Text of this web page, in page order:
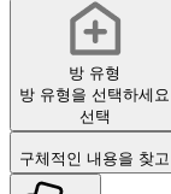
방 유형
방 유형을 선택하세요
선택
구체적인 내용을 찾